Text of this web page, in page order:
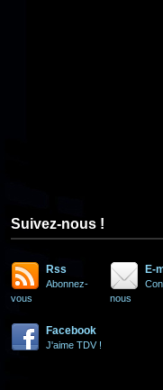
Suivez-nous !
Rss
Abonnez-
vous
E-
nous
Facebook
J'aime TDV !